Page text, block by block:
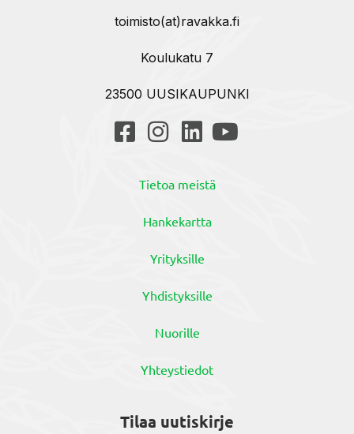
toimisto(at)ravakka.fi
Koulukatu 7
23500 UUSIKAUPUNKI
Tietoa meistä
Hankekartta
Yrityksille
Yhdistyksille
Nuorille
Yhteystiedot
Tilaa uutiskirje